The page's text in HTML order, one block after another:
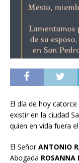
El día de hoy
existir en la ciudad
quien en vida fuera
El SeñorANTONIO
Abogada ROSANNA